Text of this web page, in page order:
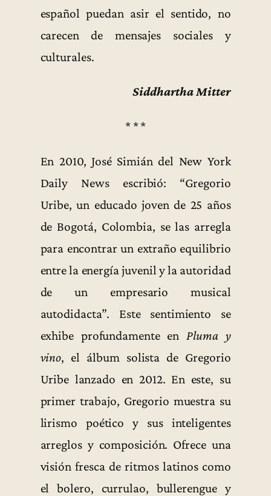
español puedan asir el sentido, no
carecen de mensajes sociales y
culturales.
Siddhartha Mitter
* * *
En 2010, José Simián del New York
Daily News escribió: “Gregorio
Uribe, un educado joven de 25 años
de Bogotá, Colombia, se las arregla
para encontrar un extraño equilibrio
entre la energía juvenil y la autoridad
de un empresario musical
autodidacta”. Este sentimiento se
exhibe profundamente enPluma y
vino, el álbum solista de Gregorio
Uribe lanzado en 2012. En este, su
primer trabajo, Gregorio muestra su
lirismo poético y sus inteligentes
arreglos y composición. Ofrece una
visión fresca de ritmos latinos como
el bolero, currulao, bullerengue y